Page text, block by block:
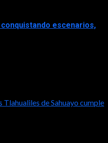
conquistando escenarios,
Tlahualiles de Sahuayo cumple